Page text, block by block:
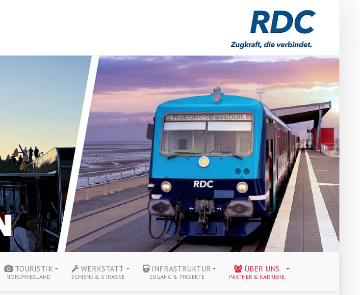
TOURISTIK
NORDFRIESLAND
WERKSTATT
SCHIENE & STRASSE
INFRASTRUKTUR
ZUGANG & PROJEKTE
ÜBER UNS
PARTNER & KARRIERE